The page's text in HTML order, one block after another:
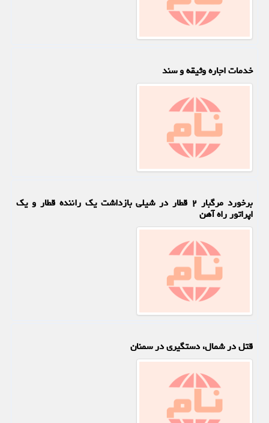
خدمات اجاره وثیقه و سند
برخورد مرگبار ۲ قطار در شیلی بازداشت یک راننده قطار و یک
اپراتور راه آهن
قتل در شمال، دستگیری در سمنان